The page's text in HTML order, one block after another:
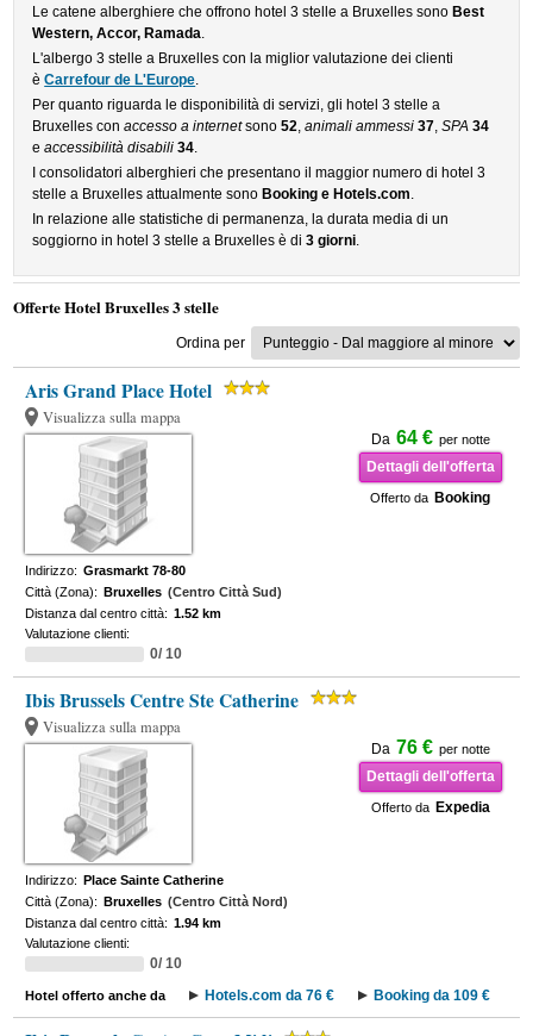
Le catene alberghiere che offrono hotel 3 stelle a Bruxelles sono Best
Western, Accor, Ramada.
L'albergo 3 stelle a Bruxelles con la miglior valutazione dei clienti
èCarrefour de L'Europe.
Per quanto riguarda le disponibilità di servizi, gli hotel 3 stelle a
Bruxelles conaccesso a internetsono52,animali ammessi 37,SPA 34
eaccessibilità disabili 34.
I consolidatori alberghieri che presentano il maggior numero di hotel 3
stelle a Bruxelles attualmente sono Booking e Hotels.com.
In relazione alle statistiche di permanenza, la durata media di un
soggiorno in hotel 3 stelle a Bruxelles è di3 giorni.
Offerte Hotel Bruxelles 3 stelle
Ordina per
Aris Grand Place Hotel
Visualizza sulla mappa
Da 64 € per notte
Dettagli dell'offerta
Offerto da Booking
Indirizzo: Grasmarkt 78-80
Città (Zona): Bruxelles (Centro Città Sud)
Distanza dal centro città: 1.52 km
Valutazione clienti:
0/ 10
Ibis Brussels Centre Ste Catherine
Visualizza sulla mappa
Da 76 € per notte
Dettagli dell'offerta
Offerto da Expedia
Indirizzo: Place Sainte Catherine
Città (Zona): Bruxelles (Centro Città Nord)
Distanza dal centro città: 1.94 km
Valutazione clienti:
0/ 10
Hotel offerto anche da Hotels.com da 76 € Booking da 109 €